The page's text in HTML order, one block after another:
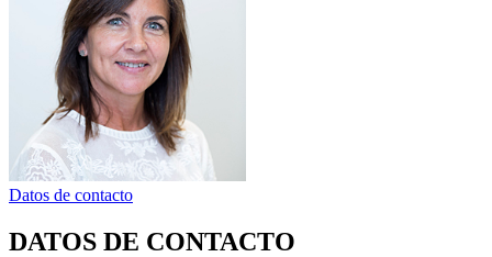
Datos de contacto
DATOS DE CONTACTO